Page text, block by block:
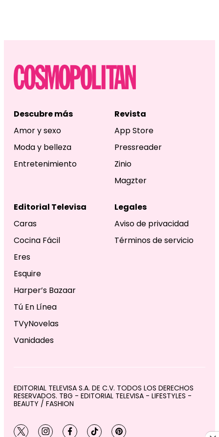
Descubre más
Amor y sexo
Moda y belleza
Entretenimiento
Revista
App Store
Pressreader
Zinio
Magzter
Editorial Televisa
Caras
Cocina Fácil
Eres
Esquire
Harper’s Bazaar
Tú En Línea
TVyNovelas
Vanidades
Legales
Aviso de privacidad
Términos de servicio
EDITORIAL TELEVISA S.A. DE C.V. TODOS LOS DERECHOS
RESERVADOS. TBG - EDITORIAL TELEVISA - LIFESTYLES -
BEAUTY / FASHION